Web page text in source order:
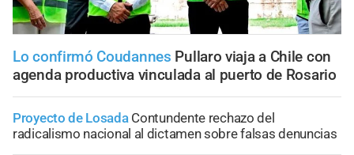
Lo confirmó Coudannes Pullaro viaja a Chile con
agenda productiva vinculada al puerto de Rosario
Proyecto de Losada Contundente rechazo del
radicalismo nacional al dictamen sobre falsas denuncias